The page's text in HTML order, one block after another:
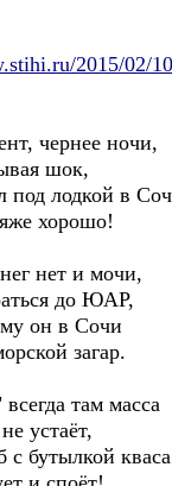
2015/02/
ночи,
шок,
в
хорошо!
и мочи,
до ЮАР,
в Сочи
загар.
там масса
кваса